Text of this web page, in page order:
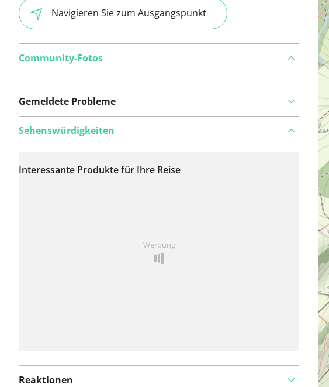
Navigieren Sie zum Ausgangspunkt
Community-Fotos
Gemeldete Probleme
wurden bisher keine
Sehenswürdigkeiten
Interessante Produkte für Ihre Reise
Werbung
Reaktionen